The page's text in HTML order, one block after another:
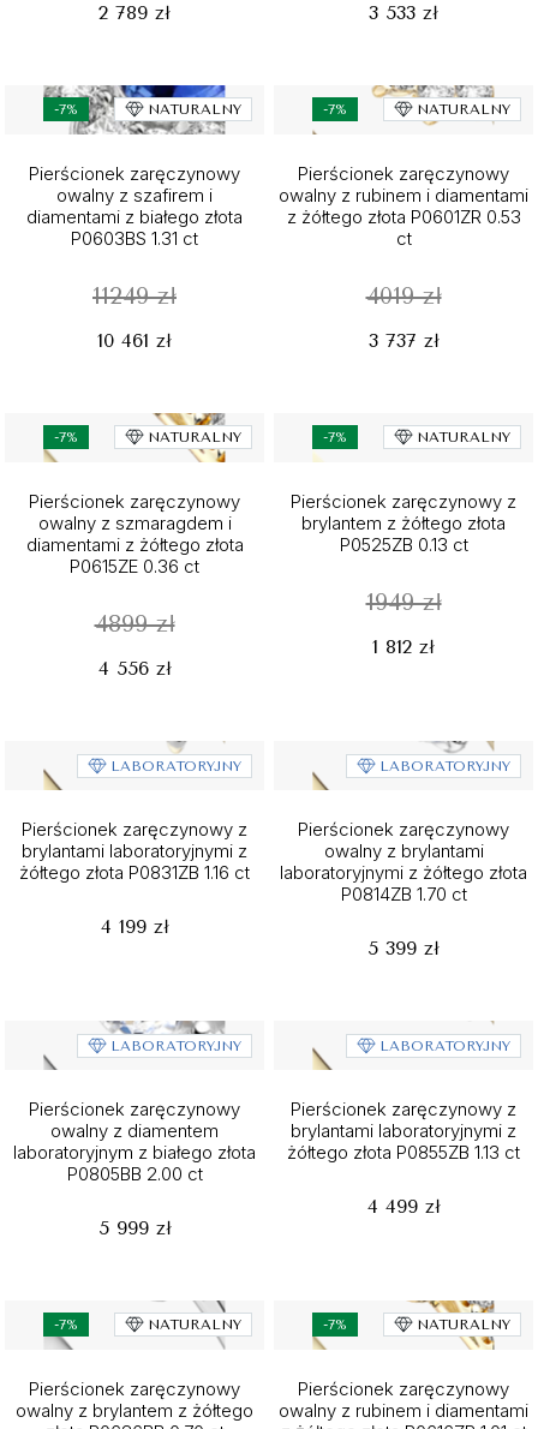
2 789 zł 3 533 zł
-7% NATURALNY
Pierścionek zaręczynowy
owalny z szafirem i
diamentami z białego złota
P0603BS 1.31 ct
11249 zł
10 461 zł
-7% NATURALNY
Pierścionek zaręczynowy
owalny z rubinem i diamentami
z żółtego złota P0601ZR 0.53
ct
4019 zł
3 737 zł
-7% NATURALNY
Pierścionek zaręczynowy
owalny z szmaragdem i
diamentami z żółtego złota
P0615ZE 0.36 ct
4899 zł
4 556 zł
-7% NATURALNY
Pierścionek zaręczynowy z
brylantem z żółtego złota
P0525ZB 0.13 ct
1949 zł
1 812 zł
LABORATORYJNY
Pierścionek zaręczynowy z
brylantami laboratoryjnymi z
żółtego złota P0831ZB 1.16 ct
4 199 zł
LABORATORYJNY
Pierścionek zaręczynowy
owalny z brylantami
laboratoryjnymi z żółtego złota
P0814ZB 1.70 ct
5 399 zł
LABORATORYJNY
Pierścionek zaręczynowy
owalny z diamentem
laboratoryjnym z białego złota
P0805BB 2.00 ct
5 999 zł
LABORATORYJNY
Pierścionek zaręczynowy z
brylantami laboratoryjnymi z
żółtego złota P0855ZB 1.13 ct
4 499 zł
-7% NATURALNY
Pierścionek zaręczynowy
owalny z brylantem z żółtego
-7% NATURALNY
Pierścionek zaręczynowy
owalny z rubinem i diamentami